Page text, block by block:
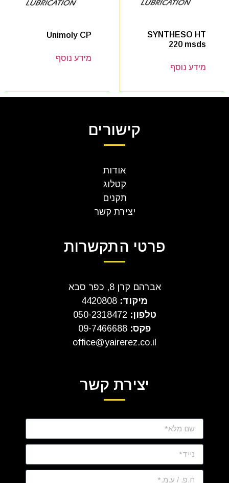
SYNTHESO HT
220 msds
מידע נוסף
Unimoly CP
מידע נוסף
קישורים
אודות
קטלוג
תקנים
יצירת קשר
פרטי התקשרות
אברהם קרן 8, כפר סבא
מיקוד:
טלפון:
פקס: 09-7466688
office@yairerez.co.il
יצירת קשר